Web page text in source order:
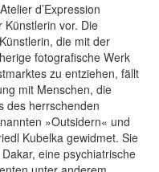
d’Expression
Künstlerin vor. Die
die mit der
fotografische Werk
zu entziehen, fällt
mit Menschen, die
des herrschenden
»Outsidern« und
Kubelka gewidmet. Sie
eine psychiatrische